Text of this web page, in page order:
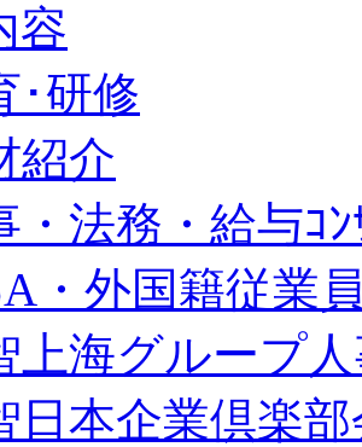
容
･研修
紹介
・法務・給与ｺﾝ
・外国籍従業
上海グループ
日本企業倶楽